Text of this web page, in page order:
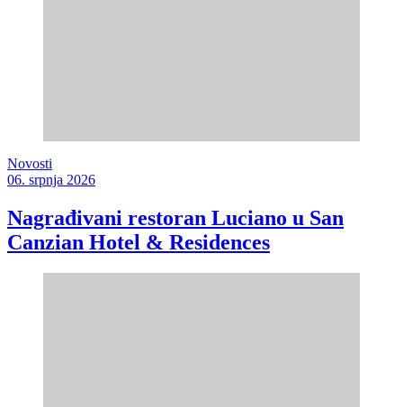
Novosti
06. srpnja 2026
Nagrađivani restoran Luciano u San
Canzian Hotel & Residences